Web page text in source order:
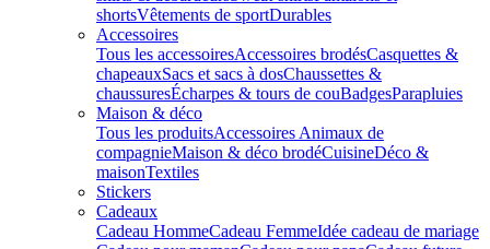
shortsVêtements de sportDurables
Accessoires
Tous les accessoiresAccessoires brodésCasquettes &
chapeauxSacs et sacs à dosChaussettes &
chaussuresÉcharpes & tours de couBadgesParapluies
Maison & déco
Tous les produitsAccessoires Animaux de
compagnieMaison & déco brodéCuisineDéco &
maisonTextiles
Stickers
Cadeaux
Cadeau HommeCadeau FemmeIdée cadeau de mariage​